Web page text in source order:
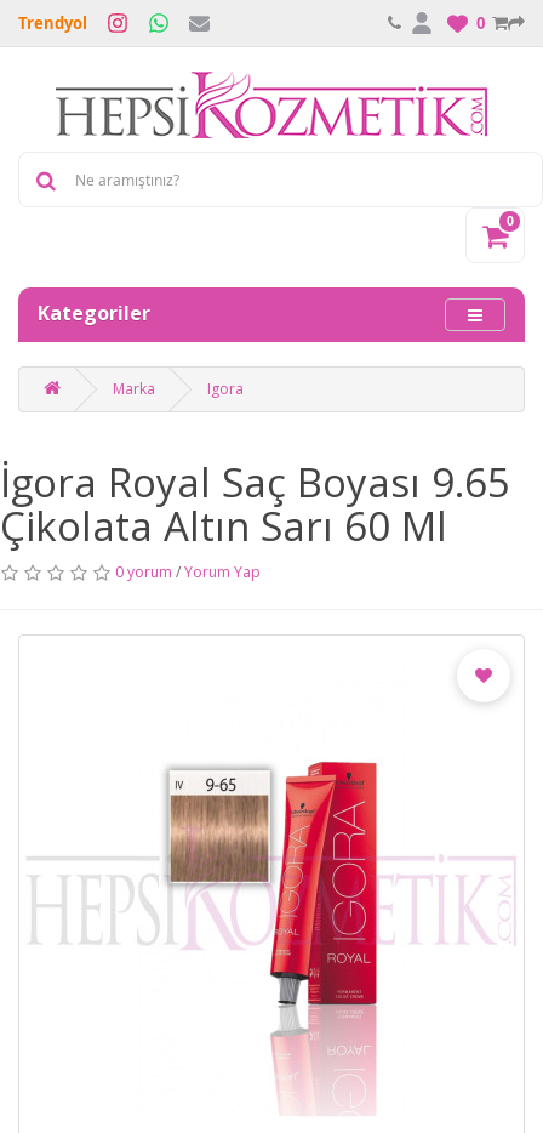
Trendyol 0
0
Kategoriler
Marka Igora
İgora Royal Saç Boyası 9.65
Çikolata Altın Sarı 60 Ml
0 yorum /Yorum Yap